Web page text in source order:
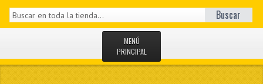
Buscar
MENÚ
PRINCIPAL